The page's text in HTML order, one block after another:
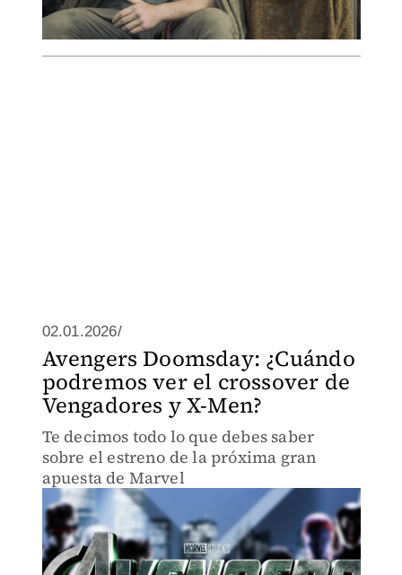
02.01.2026/
Avengers Doomsday: ¿Cuándo
podremos ver el crossover de
Vengadores y X-Men?
Te decimos todo lo que debes saber
sobre el estreno de la próxima gran
apuesta de Marvel